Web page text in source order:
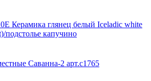
Керамика глянец белый Iceladic white
подстолье капучино
Саванна-2 арт.с1765